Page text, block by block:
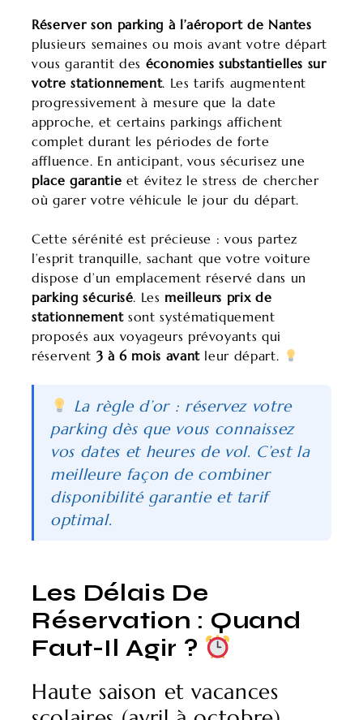
Réserver son parking à l’aéroport de Nantes
plusieurs semaines ou mois avant votre départ
vous garantit des économies substantielles sur
votre stationnement. Les tarifs augmentent
progressivement à mesure que la date
approche, et certains parkings affichent
complet durant les périodes de forte
affluence. En anticipant, vous sécurisez une
place garantie et évitez le stress de chercher
où garer votre véhicule le jour du départ.
Cette sérénité est précieuse : vous partez
l’esprit tranquille, sachant que votre voiture
dispose d’un emplacement réservé dans un
parking sécurisé. Les meilleurs prix de
stationnementsont systématiquement
proposés aux voyageurs prévoyants qui
réservent 3 à 6 mois avantleur départ.
La règle d’or : réservez votre
parking dès que vous connaissez
vos dates et heures de vol. C’est la
meilleure façon de combiner
disponibilité garantie et tarif
optimal.
Les Délais De
Réservation : Quand
Faut-Il Agir ?
Haute saison et vacances